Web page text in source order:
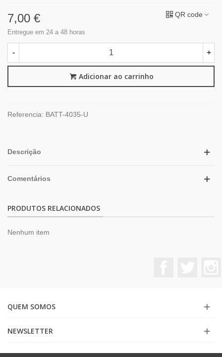
7,00 €
Entregue em 24 a 48 horas
QR code
- +
Adicionar ao carrinho
Referencia: BATT-4035-U
Descrição
Comentários
PRODUTOS RELACIONADOS
Nenhum item
QUEM SOMOS
NEWSLETTER